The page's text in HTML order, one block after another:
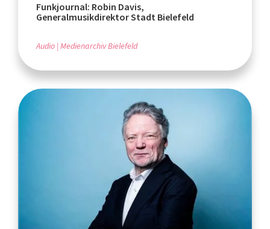
Funkjournal: Robin Davis,
Generalmusikdirektor Stadt Bielefeld
Audio Medienarchiv Bielefeld